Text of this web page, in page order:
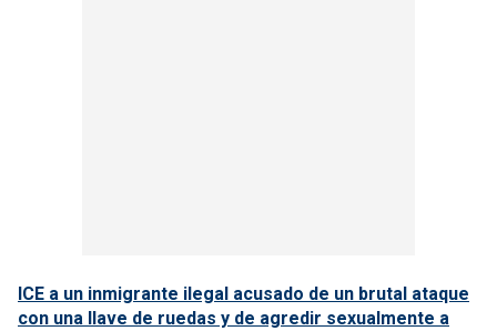
ICE a un inmigrante ilegal acusado de un brutal ataque
con una llave de ruedas y de agredir sexualmente a